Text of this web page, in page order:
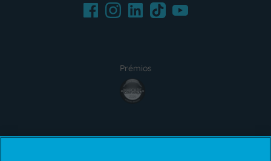
FacebookInstagramLinkedInTikTokYoutube
Prémios
award4